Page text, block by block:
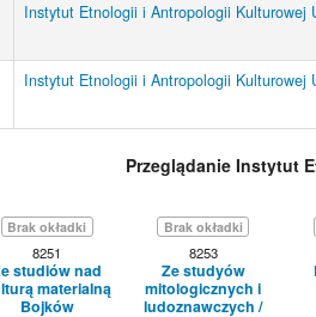
Instytut Etnologii i Antropologii Kulturowej
Instytut Etnologii i Antropologii Kulturowej
Przeglądanie Instytut
Brak okładki Brak okładki
8251
studiów nad
materialną
Bojków
8253
Ze studyów
mitologicznych i
ludoznawczych /